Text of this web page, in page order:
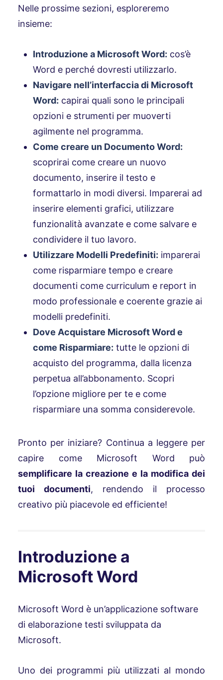
Nelle prossime sezioni, esploreremo
insieme:
Introduzione a Microsoft Word: cos’è
Word e perché dovresti utilizzarlo.
Navigare nell’interfaccia di Microsoft
Word: capirai quali sono le principali
opzioni e strumenti per muoverti
agilmente nel programma.
Come creare un Documento Word:
scoprirai come creare un nuovo
documento, inserire il testo e
formattarlo in modi diversi. Imparerai ad
inserire elementi grafici, utilizzare
funzionalità avanzate e come salvare e
condividere il tuo lavoro.
Utilizzare Modelli Predefiniti: imparerai
come risparmiare tempo e creare
documenti come curriculum e report in
modo professionale e coerente grazie ai
modelli predefiniti.
Dove Acquistare Microsoft Word e
come Risparmiare: tutte le opzioni di
acquisto del programma, dalla licenza
perpetua all’abbonamento. Scopri
l’opzione migliore per te e come
risparmiare una somma considerevole.
Pronto per iniziare? Continua a leggere per
capire come Microsoft Word può
semplificare la creazione e la modifica dei
tuoi documenti, rendendo il processo
creativo più piacevole ed efficiente!
Introduzione a
Microsoft Word
Microsoft Word è un’applicazione software
di elaborazione testi sviluppata da
Microsoft.
Uno dei programmi più utilizzati al mondo